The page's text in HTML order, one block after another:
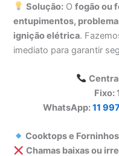
Solução: Ofogão ou
entupimentos,
ignição elétrica.
imediato para garantir
Fixo:
WhatsApp:11
Cooktops e Forninhos
Chamas baixas ou